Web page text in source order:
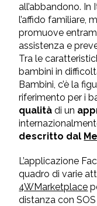
all’abbandono.
l’affido familiare,
promuove
assistenza e
Tra le
bambini in
Bambini, c’è la
riferimento per i
qualitàdi un
descritto dal
L’applicazione
quadro di varie
4WMarketplace
distanza con SOS